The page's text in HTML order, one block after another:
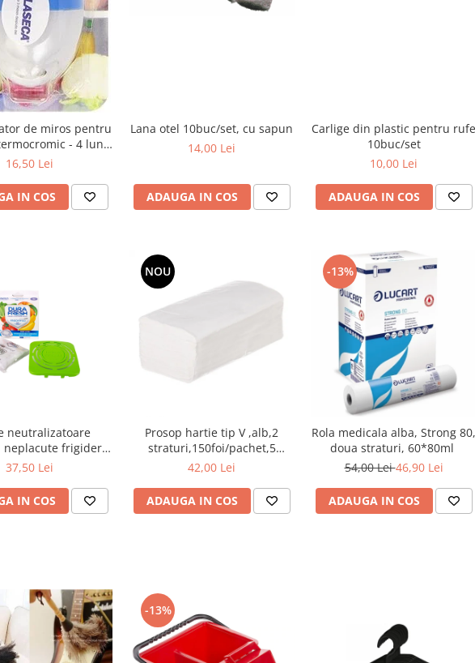
de miros pentru
- 4 luni
de utilizare
16,50 Lei
IN COS
Lana otel 10buc/set, cu sapun
14,00 Lei
ADAUGA IN COS
Carlige din plastic pentru rufe
10buc/set
10,00 Lei
ADAUGA IN COS
neutralizatoare
neplacute frigider,
si legume,40g
37,50 Lei
IN COS
NOU
Prosop hartie tip V ,alb,2
straturi,150foi/pachet,5
pachete/set
42,00 Lei
ADAUGA IN COS
-13%
Rola medicala alba, Strong 80,
doua straturi, 60*80ml
54,00 Lei46,90 Lei
ADAUGA IN COS
-13%